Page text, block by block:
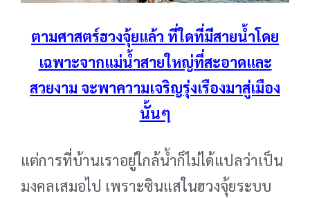
ตามศาสตร์ฮวงจุ้ยแล้ว ที่ใดที่มีสายน้ำโดย
เฉพาะจากแม่น้ำสายใหญ่ที่สะอาดและ
สวยงาม จะพาความเจริญรุ่งเรืองมาสู่เมือง
นั้นๆ
แต่การที่บ้านเราอยู่ใกล้น้ำก็ไม่ได้แปลว่าเป็น
มงคลเสมอไป เพราะซินแสในฮวงจุ้ยระบบ